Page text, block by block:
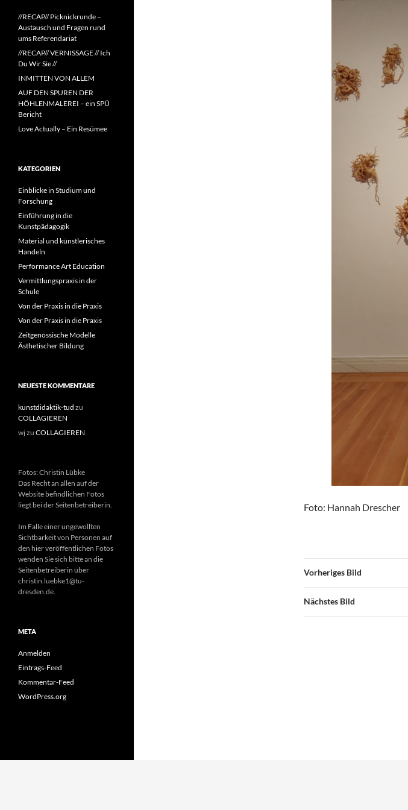
Foto: Hannah Drescher
Vorheriges Bild
Nächstes Bild
//RECAP// Picknickrunde –
Austausch und Fragen rund
ums Referendariat
//RECAP// VERNISSAGE // Ich
Du Wir Sie //
INMITTEN VON ALLEM
AUF DEN SPUREN DER
HÖHLENMALEREI – ein SPÜ
Bericht
Love Actually – Ein Resümee
KATEGORIEN
Einblicke in Studium und
Forschung
Einführung in die
Kunstpädagogik
Material und künstlerisches
Handeln
Performance Art Education
Vermittlungspraxis in der
Schule
Von der Praxis in die Praxis
Von der Praxis in die Praxis
Zeitgenössische Modelle
Ästhetischer Bildung
NEUESTE KOMMENTARE
kunstdidaktik-tud zu
COLLAGIEREN
wjzu COLLAGIEREN
Fotos: Christin Lübke
Das Recht an allen auf der
Website befindlichen Fotos
liegt bei der Seitenbetreiberin.
Im Falle einer ungewollten
Sichtbarkeit von Personen auf
den hier veröffentlichen Fotos
wenden Sie sich bitte an die
Seitenbetreiberin über
christin.luebke1@tu-
dresden.de.
META
Anmelden
Eintrags-Feed
Kommentar-Feed
WordPress.org